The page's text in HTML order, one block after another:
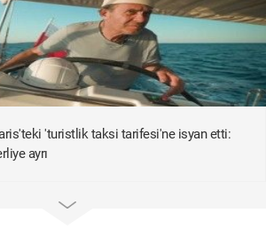
'turistlik taksi tarifesi'ne isyan etti:
ayrı